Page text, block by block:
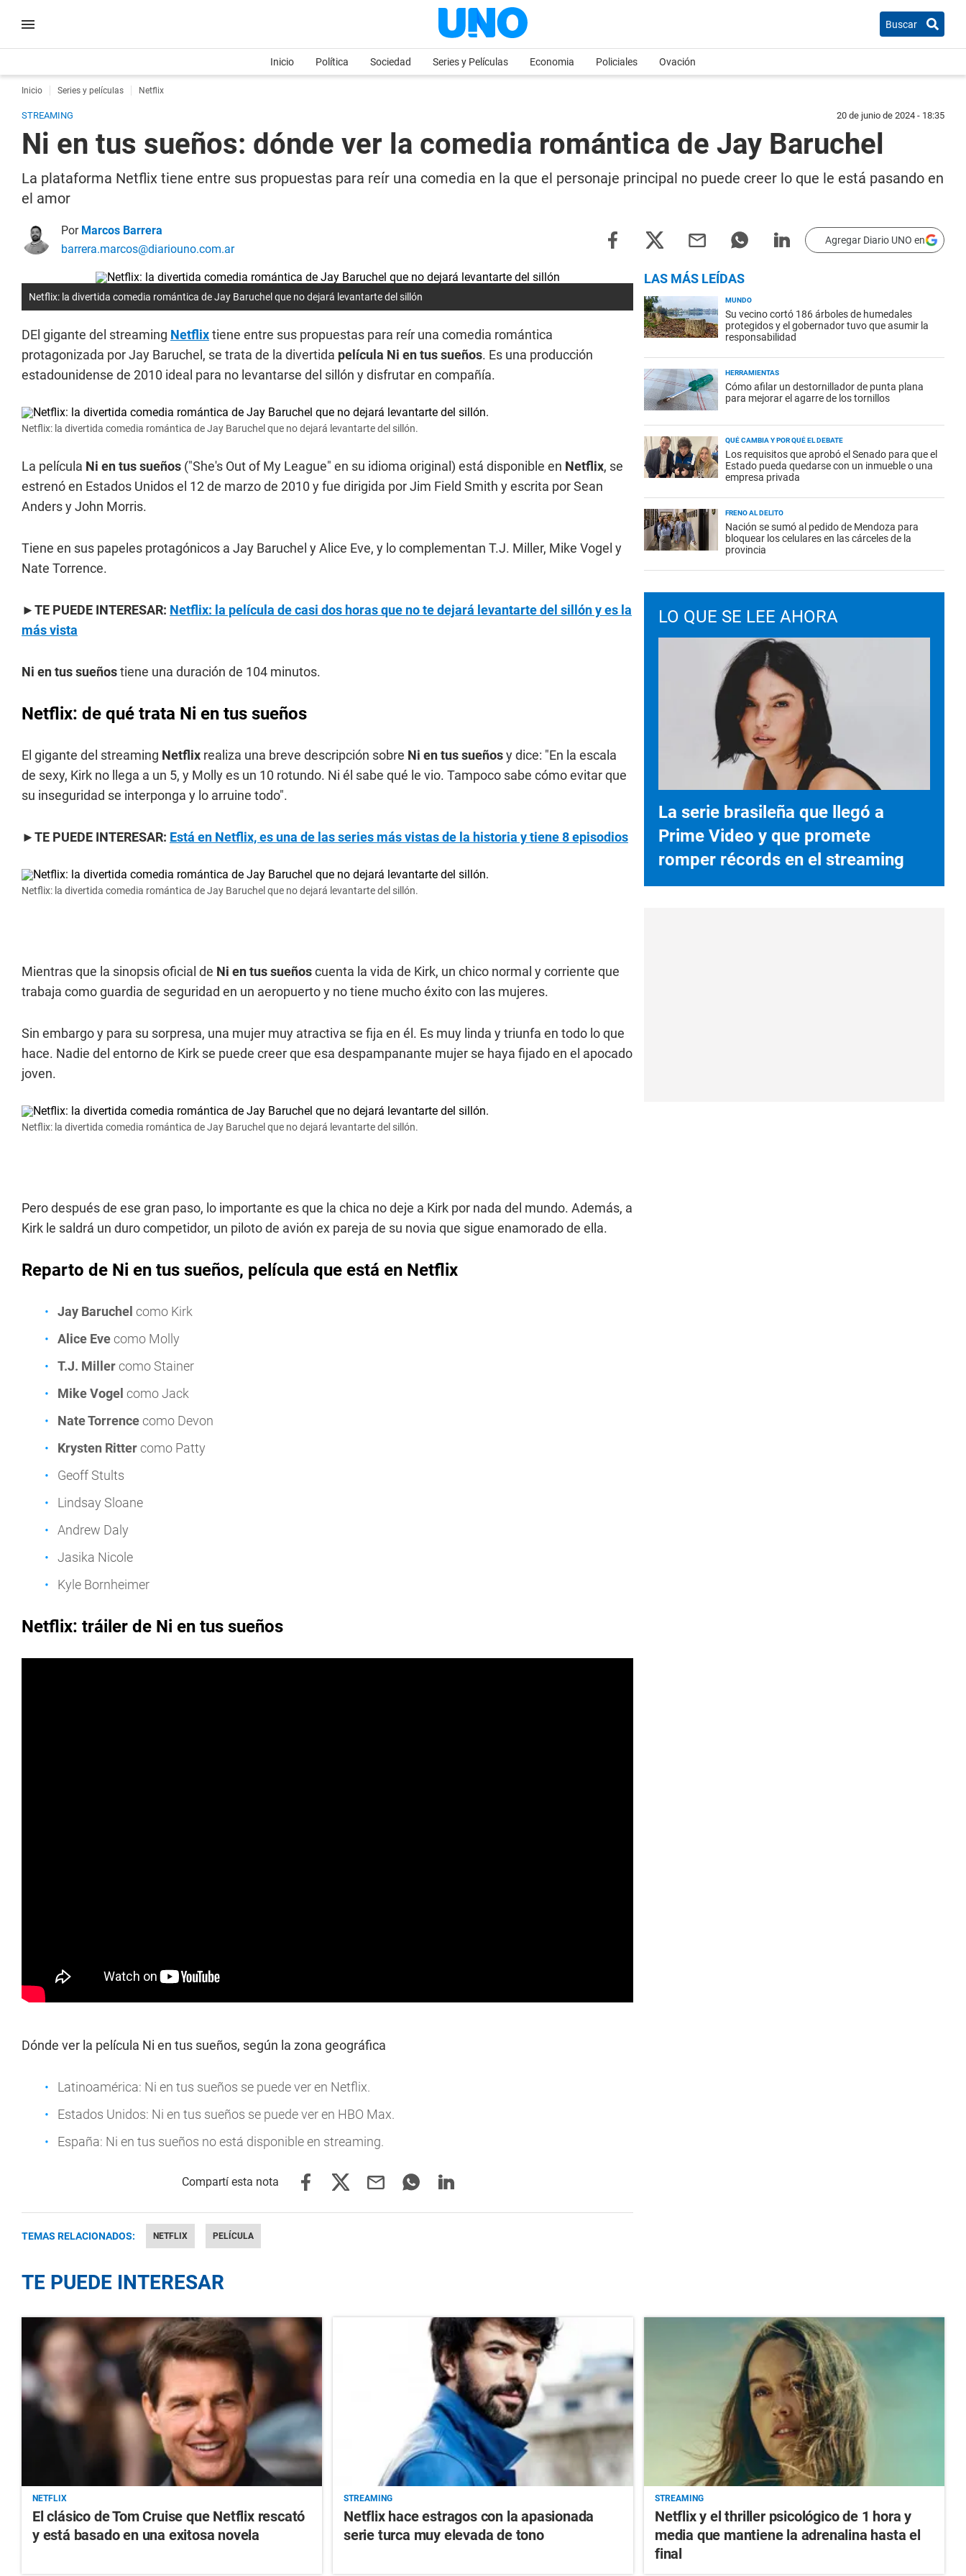
Buscar
Inicio Política Sociedad Series y Películas Economia Policiales Ovación
Inicio Series y películas Netflix
STREAMING 20 de junio de 2024 - 18:35
Ni en tus sueños: dónde ver la comedia romántica de Jay Baruchel
La plataforma Netflix tiene entre sus propuestas para reír una comedia en la que el personaje principal no puede creer lo que le está pasando en
el amor
Por Marcos Barrera
barrera.marcos@diariouno.com.ar
Agregar Diario UNO en
Netflix: la divertida comedia romántica de Jay Baruchel que no dejará levantarte del sillón
DEl gigante del streaming Netflixtiene entre sus propuestas para reír una comedia romántica
protagonizada por Jay Baruchel, se trata de la divertida película Ni en tus sueños. Es una producción
estadounidense de 2010 ideal para no levantarse del sillón y disfrutar en compañía.
Netflix: la divertida comedia romántica de Jay Baruchel que no dejará levantarte del sillón.
La película Ni en tus sueños ("She's Out of My League" en su idioma original) está disponible en Netflix, se
estrenó en Estados Unidos el 12 de marzo de 2010 y fue dirigida por Jim Field Smith y escrita por Sean
Anders y John Morris.
Tiene en sus papeles protagónicos a Jay Baruchel y Alice Eve, y lo complementan T.J. Miller, Mike Vogel y
Nate Torrence.
►TE PUEDE INTERESAR: Netflix: la película de casi dos horas que no te dejará levantarte del sillón y es la
más vista
Ni en tus sueñostiene una duración de 104 minutos.
Netflix: de qué trata Ni en tus sueños
El gigante del streaming Netflix realiza una breve descripción sobre Ni en tus sueñosy dice: "En la escala
de sexy, Kirk no llega a un 5, y Molly es un 10 rotundo. Ni él sabe qué le vio. Tampoco sabe cómo evitar que
su inseguridad se interponga y lo arruine todo".
►TE PUEDE INTERESAR: Está en Netflix, es una de las series más vistas de la historia y tiene 8 episodios
Netflix: la divertida comedia romántica de Jay Baruchel que no dejará levantarte del sillón.
Mientras que la sinopsis oficial de Ni en tus sueñoscuenta la vida de Kirk, un chico normal y corriente que
trabaja como guardia de seguridad en un aeropuerto y no tiene mucho éxito con las mujeres.
Sin embargo y para su sorpresa, una mujer muy atractiva se fija en él. Es muy linda y triunfa en todo lo que
hace. Nadie del entorno de Kirk se puede creer que esa despampanante mujer se haya fijado en el apocado
joven.
Netflix: la divertida comedia romántica de Jay Baruchel que no dejará levantarte del sillón.
Pero después de ese gran paso, lo importante es que la chica no deje a Kirk por nada del mundo. Además, a
Kirk le saldrá un duro competidor, un piloto de avión ex pareja de su novia que sigue enamorado de ella.
Reparto de Ni en tus sueños, película que está en Netflix
Jay Baruchel como Kirk
Alice Evecomo Molly
T.J. Millercomo Stainer
Mike Vogel como Jack
Nate Torrencecomo Devon
Krysten Rittercomo Patty
Geoff Stults
Lindsay Sloane
Andrew Daly
Jasika Nicole
Kyle Bornheimer
Netflix: tráiler de Ni en tus sueños
Dónde ver la película Ni en tus sueños, según la zona geográfica
Latinoamérica: Ni en tus sueños se puede ver en Netflix.
Estados Unidos: Ni en tus sueños se puede ver en HBO Max.
España: Ni en tus sueños no está disponible en streaming.
TEMAS RELACIONADOS: NETFLIX PELÍCULA
LAS MÁS LEÍDAS
MUNDO
Su vecino cortó 186 árboles de humedales
protegidos y el gobernador tuvo que asumir la
responsabilidad
HERRAMIENTAS
Cómo afilar un destornillador de punta plana
para mejorar el agarre de los tornillos
QUÉ CAMBIA Y POR QUÉ EL DEBATE
Los requisitos que aprobó el Senado para que el
Estado pueda quedarse con un inmueble o una
empresa privada
FRENO AL DELITO
Nación se sumó al pedido de Mendoza para
bloquear los celulares en las cárceles de la
provincia
LO QUE SE LEE AHORA
La serie brasileña que llegó a
Prime Video y que promete
romper récords en el streaming
TE PUEDE INTERESAR
NETFLIX
El clásico de Tom Cruise que Netflix rescató
y está basado en una exitosa novela
STREAMING
Netflix hace estragos con la apasionada
serie turca muy elevada de tono
STREAMING
Netflix y el thriller psicológico de 1 hora y
media que mantiene la adrenalina hasta el
final